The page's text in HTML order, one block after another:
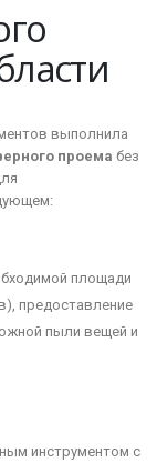
выполнила
проема без
площади
предоставление
пыли вещей и
инструментом с